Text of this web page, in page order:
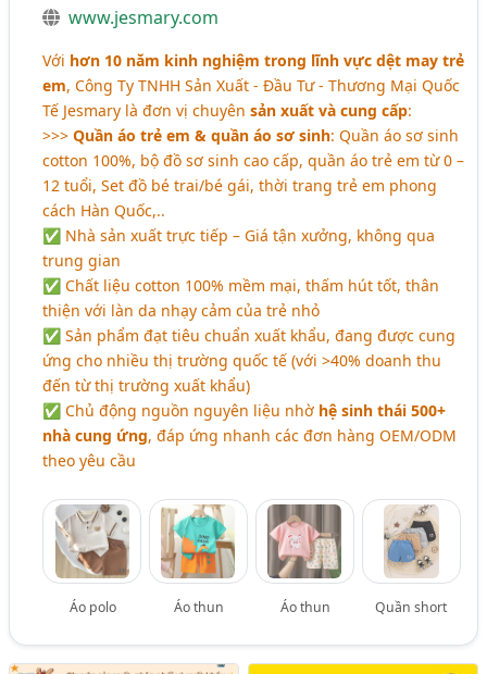
www.jesmary.com
Với hơn 10 năm kinh nghiệm trong lĩnh vực dệt may trẻ
em, Công Ty TNHH Sản Xuất - Đầu Tư - Thương Mại Quốc
Tế Jesmary là đơn vị chuyênsản xuất và cung cấp:
>>>Quần áo trẻ em & quần áo sơ sinh: Quần áo sơ sinh
cotton 100%, bộ đồ sơ sinh cao cấp, quần áo trẻ em từ 0 –
12 tuổi, Set đồ bé trai/bé gái, thời trang trẻ em phong
cách Hàn Quốc,..
✅ Nhà sản xuất trực tiếp – Giá tận xưởng, không qua
trung gian
✅ Chất liệu cotton 100% mềm mại, thấm hút tốt, thân
thiện với làn da nhạy cảm của trẻ nhỏ
✅ Sản phẩm đạt tiêu chuẩn xuất khẩu, đang được cung
ứng cho nhiều thị trường quốc tế (với >40% doanh thu
đến từ thị trường xuất khẩu)
✅ Chủ động nguồn nguyên liệu nhờ hệ sinh thái 500+
nhà cung ứng, đáp ứng nhanh các đơn hàng OEM/ODM
theo yêu cầu
Áo polo Áo thun Áo thun Quần short